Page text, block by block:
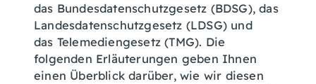
das Bundesdatenschutzgesetz (BDSG), das
Landesdatenschutzgesetz (LDSG) und
das Telemediengesetz (TMG). Die
folgenden Erläuterungen geben Ihnen
einen Überblick darüber, wie wir diesen